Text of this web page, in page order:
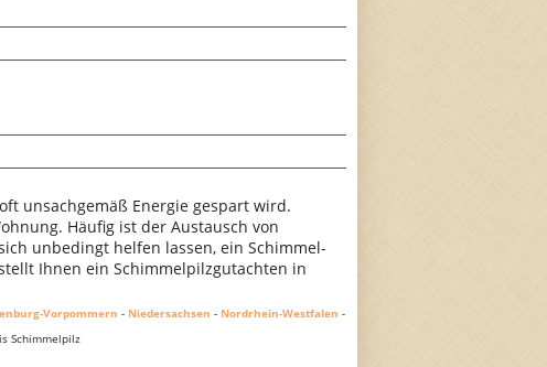
unsachgemäß Energie gespart wird.
Häufig ist der Austausch von
unbedingt helfen lassen, ein Schimmel-
Ihnen ein Schimmelpilzgutachten in
Vorpommern - Niedersachsen - Nordrhein-Westfalen -
Schimmelpilz